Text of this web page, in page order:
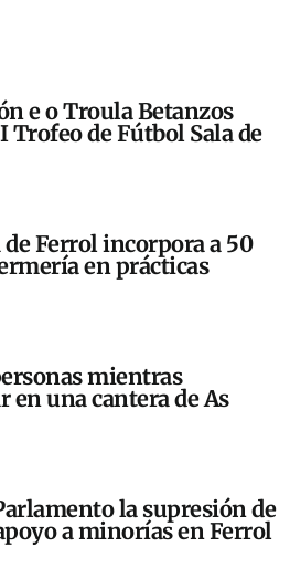
e o Troula Betanzos
de Fútbol Sala de
Ferrol incorpora a 50
en prácticas
mientras
una cantera de As
la supresión de
a minorías en Ferrol